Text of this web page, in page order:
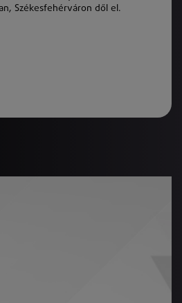
Székesfehérváron dől el.